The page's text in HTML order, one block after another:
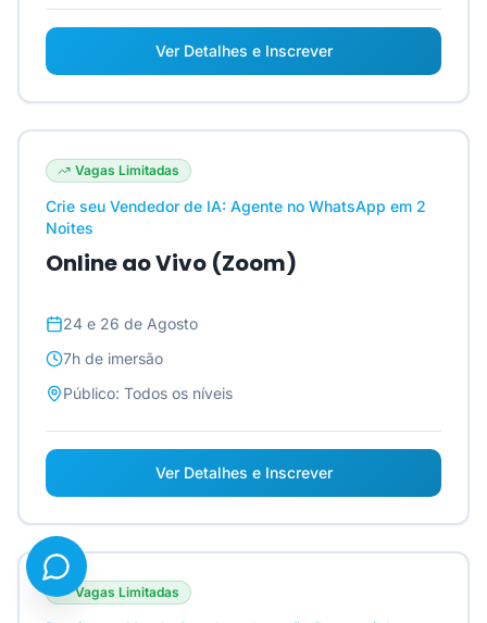
Ver Detalhes e Inscrever
Vagas Limitadas
Crie seu Vendedor de IA: Agente no WhatsApp em 2
Noites
Online ao Vivo (Zoom)
24 e 26 de Agosto
7h de imersão
Público: Todos os níveis
Ver Detalhes e Inscrever
Vagas Limitadas